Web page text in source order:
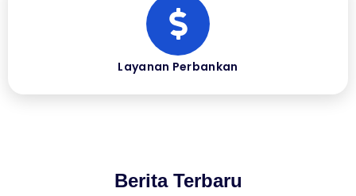
Layanan Perbankan
Berita Terbaru